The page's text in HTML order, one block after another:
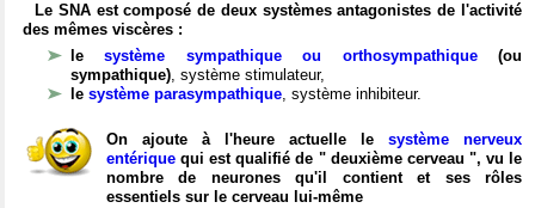
Le SNA est composé de deux systèmes antagonistes de l'activité
des mêmes viscères :
lesystème sympathique ou orthosympathique(ou
sympathique), système stimulateur,
le système parasympathique, système inhibiteur.
On ajoute à l'heure actuelle le système nerveux
entérique qui est qualifié de " deuxième cerveau ", vu le
nombre de neurones qu'il contient et ses rôles
essentiels sur le cerveau lui-même